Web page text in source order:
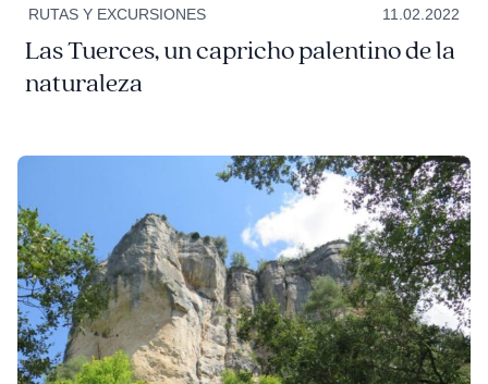
RUTAS Y EXCURSIONES 11.02.2022
Las Tuerces, un capricho palentino de la
naturaleza